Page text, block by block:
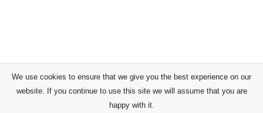
We use cookies to ensure that we give you the best experience on our
website. If you continue to use this site we will assume that you are
happy with it.